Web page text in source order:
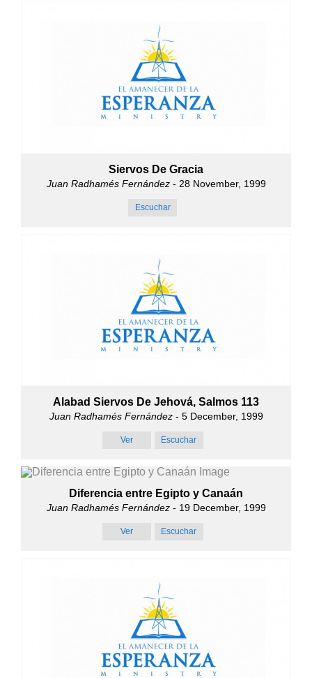
Siervos De Gracia
Juan Radhamés Fernández- 28 November, 1999
Escuchar
Alabad Siervos De Jehová, Salmos 113
Juan Radhamés Fernández- 5 December, 1999
Ver Escuchar
Diferencia entre Egipto y Canaán
Juan Radhamés Fernández- 19 December, 1999
Ver Escuchar